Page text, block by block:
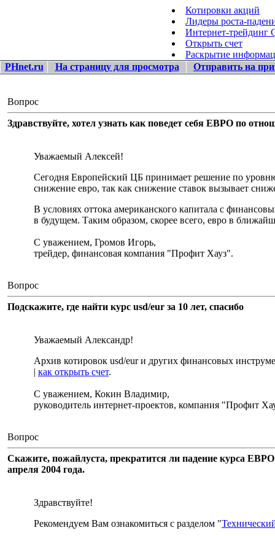
Котировки акций
Лидеры роста-
Интернет-трейдинг
Открыть счет
Раскрытие
PHnet.ru
На страницу для просмотра Отправить на
Вопрос
Здравствуйте, хотел узнать как поведет себя ЕВРО по
Уважаемый Алексей!
Сегодня Европейский ЦБ принимает решение по
снижение евро, так как снижение ставок вызывает
В условиях оттока американского капитала с
в будущем. Таким образом, скорее всего, евро в
С уважением, Громов Игорь,
трейдер, финансовая компания "Профит Хауз".
Вопрос
Подскажите, где найти курс usd/eur за 10 лет, спасибо
Уважаемый Александр!
Архив котировок usd/eur и других финансовых
| как открыть счет.
С уважением, Кокин Владимир,
руководитель интернет-проектов, компания "Профит
Вопрос
Скажите, пожайлуста, прекратится ли падение курса
апреля 2004 года.
Здравствуйте!
Рекомендуем Вам ознакомиться с разделом "